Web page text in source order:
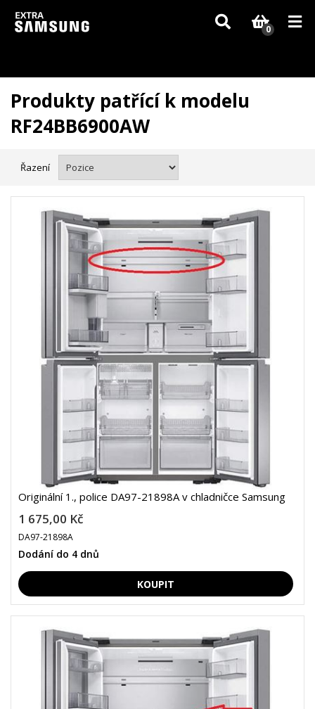
Vzhledem k aktuální situaci se může dodání dílů, které nejsou skladem,
zpozdit. Děkujeme za pochopení.
0
Produkty patřící k modelu
RF24BB6900AW
Řazení
Originální 1., police DA97-21898A v chladničce Samsung
1 675,00 Kč
DA97-21898A
Dodání do 4 dnů